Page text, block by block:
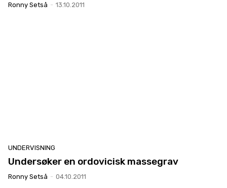
Ronny Setså - 13.10.2011
UNDERVISNING
Undersøker en ordovicisk massegrav
Ronny Setså - 04.10.2011